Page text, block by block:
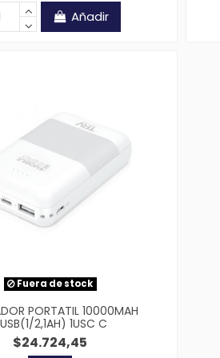
Añadir
Fuera de stock
PORTATIL 10000MAH
2,1AH) 1USC C
$24.724,45